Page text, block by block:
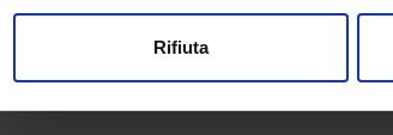
Rifiuta
srl - Gruppo Tecniche Nuove Spa - P.IVA